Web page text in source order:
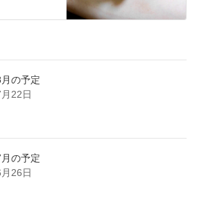
の予定
22日
の予定
26日